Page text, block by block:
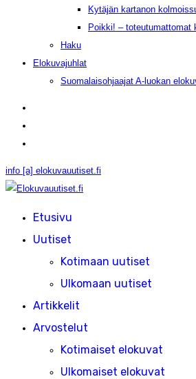
Kytäjän kartanon
Poikki! – toteutumattomat
Haku
Elokuvajuhlat
Suomalaisohjaajat A-luokan
info [a] elokuvauutiset.fi
Etusivu
Uutiset
Kotimaan uutiset
Ulkomaan uutiset
Artikkelit
Arvostelut
Kotimaiset elokuvat
Ulkomaiset elokuvat